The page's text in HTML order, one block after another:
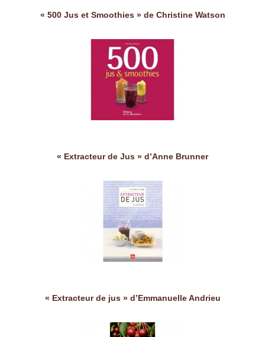
« 500 Jus et Smoothies » de Christine Watson
« Extracteur de Jus » d’Anne Brunner
« Extracteur de jus » d’Emmanuelle Andrieu